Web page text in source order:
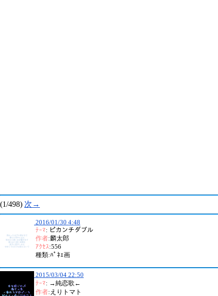
(1/498) 次→
2016/01/30 4:48
ﾃｰﾏ: ピカンチダブル
作者:麟太郎
ｱｸｾｽ:556
種類:ﾊﾟﾈｪ画
2015/03/04 22:50
ﾃｰﾏ: →純恋歌←
作者:えりトマト